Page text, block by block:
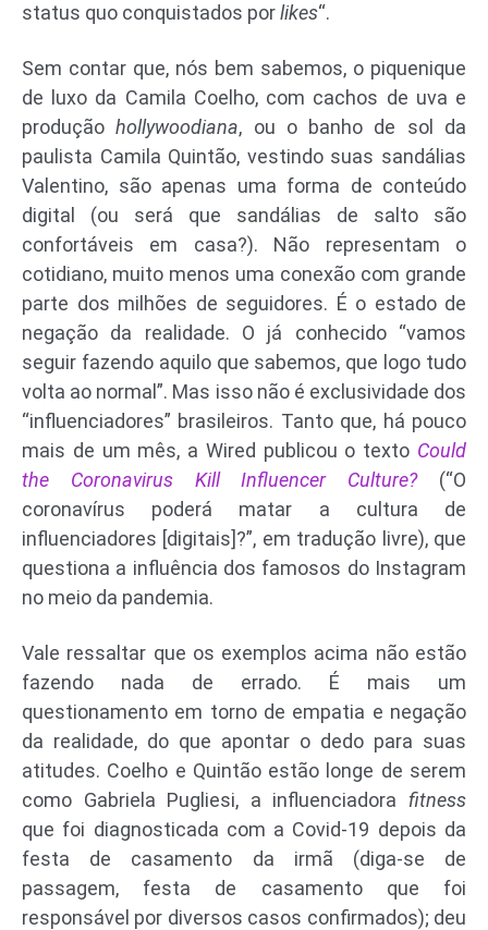
status quo conquistados porlikes“.
Sem contar que, nós bem sabemos, o piquenique
de luxo da Camila Coelho, com cachos de uva e
produçãohollywoodiana, ou o banho de sol da
paulista Camila Quintão, vestindo suas sandálias
Valentino, são apenas uma forma de conteúdo
digital (ou será que sandálias de salto são
confortáveis em casa?). Não representam o
cotidiano, muito menos uma conexão com grande
parte dos milhões de seguidores. É o estado de
negação da realidade. O já conhecido “vamos
seguir fazendo aquilo que sabemos, que logo tudo
volta ao normal”. Mas isso não é exclusividade dos
“influenciadores” brasileiros. Tanto que, há pouco
mais de um mês, a Wired publicou o texto Could
the Coronavirus Kill Influencer Culture?(“O
coronavírus poderá matar a cultura de
influenciadores [digitais]?”, em tradução livre), que
questiona a influência dos famosos do Instagram
no meio da pandemia.
Vale ressaltar que os exemplos acima não estão
fazendo nada de errado. É mais um
questionamento em torno de empatia e negação
da realidade, do que apontar o dedo para suas
atitudes. Coelho e Quintão estão longe de serem
como Gabriela Pugliesi, a influenciadora fitness
que foi diagnosticada com a Covid-19 depois da
festa de casamento da irmã (diga-se de
passagem, festa de casamento que foi
responsável por diversos casos confirmados); deu